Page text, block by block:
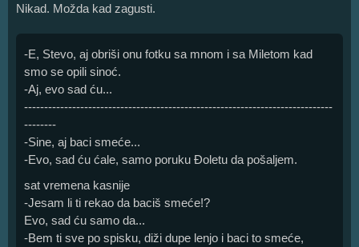
Nikad. Možda kad zagusti.
-E, Stevo, aj obriši onu fotku sa mnom i sa Miletom kad
smo se opili sinoć.
-Aj, evo sad ću...
-----------------------------------------------------------------------------
--------
-Sine, aj baci smeće...
-Evo, sad ću ćale, samo poruku Đoletu da pošaljem.
sat vremena kasnije
-Jesam li ti rekao da baciš smeće!?
Evo, sad ću samo da...
-Bem ti sve po spisku, diži dupe lenjo i baci to smeće,